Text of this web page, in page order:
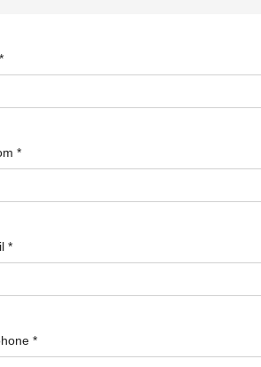
*
*
*
*